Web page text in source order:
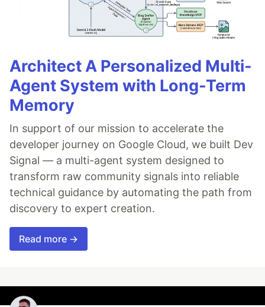
Architect A Personalized Multi-
Agent System with Long-Term
Memory
In support of our mission to accelerate the
developer journey on Google Cloud, we built Dev
Signal — a multi-agent system designed to
transform raw community signals into reliable
technical guidance by automating the path from
discovery to expert creation.
Read more →